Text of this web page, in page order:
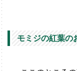
モミジの紅葉の